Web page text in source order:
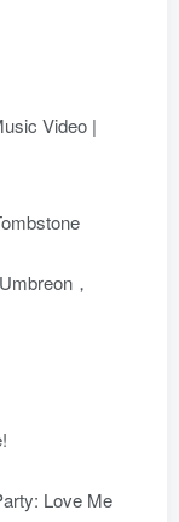
Video |
，
Love Me